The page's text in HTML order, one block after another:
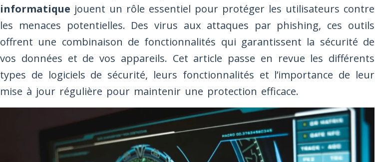
informatique jouent un rôle essentiel pour protéger les utilisateurs contre
les menaces potentielles. Des virus aux attaques par phishing, ces outils
offrent une combinaison de fonctionnalités qui garantissent la sécurité de
vos données et de vos appareils. Cet article passe en revue les différents
types de logiciels de sécurité, leurs fonctionnalités et l’importance de leur
mise à jour régulière pour maintenir une protection efficace.